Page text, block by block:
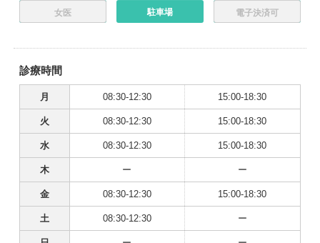
女医 駐車場 電子決済可
診療時間
月 08:30-12:30 15:00-18:30
火 08:30-12:30 15:00-18:30
水 08:30-12:30 15:00-18:30
木 ー ー
金 08:30-12:30 15:00-18:30
土 08:30-12:30 ー